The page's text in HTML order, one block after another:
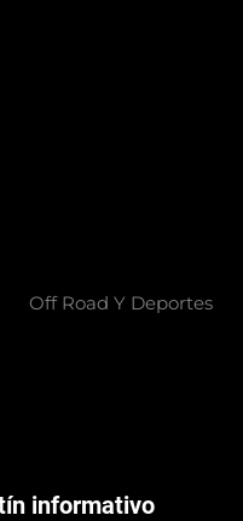
Off Road Y Deportes
informativo